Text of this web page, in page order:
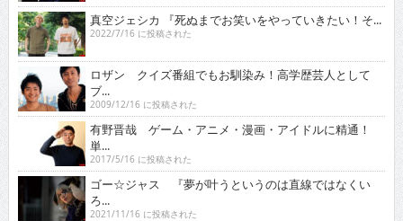
真空ジェシカ 『死ぬまでお笑いをやっていきたい！そ...
2022/7/16 に投稿された
ロザン クイズ番組でもお馴染み！高学歴芸人として
ブ...
2009/12/16 に投稿された
有野晋哉 ゲーム・アニメ・漫画・アイドルに精通！
単...
2017/5/16 に投稿された
ゴー☆ジャス 『夢が叶うというのは直線ではなくい
ろ...
2021/11/16 に投稿された